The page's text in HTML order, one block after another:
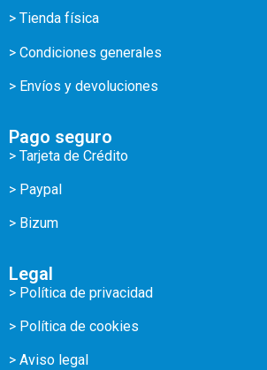
> Tienda física
> Condiciones generales
> Envíos y devoluciones
Pago seguro
> Tarjeta de Crédito
> Paypal
> Bizum
Legal
> Política de privacidad
> Política de cookies
> Aviso legal